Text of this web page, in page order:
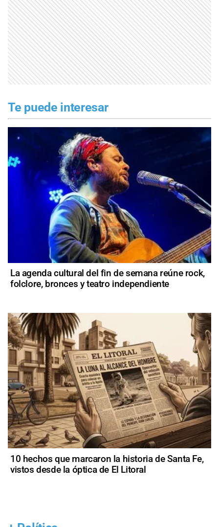
Te puede interesar
La agenda cultural del fin de semana reúne rock,
folclore, bronces y teatro independiente
10 hechos que marcaron la historia de Santa Fe,
vistos desde la óptica de El Litoral